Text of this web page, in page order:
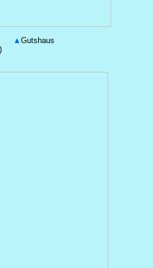
▲ Gutshaus